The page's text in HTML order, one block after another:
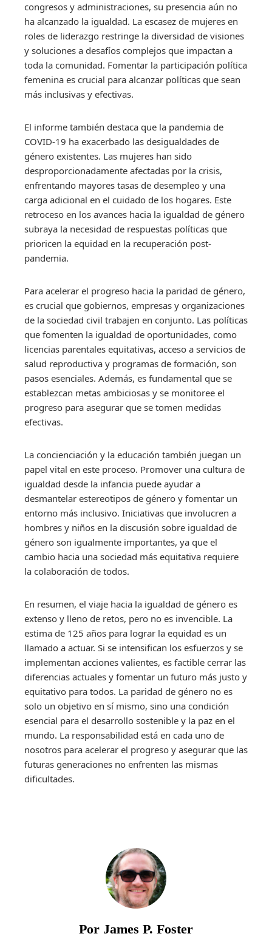
congresos y administraciones, su presencia aún no
ha alcanzado la igualdad. La escasez de mujeres en
roles de liderazgo restringe la diversidad de visiones
y soluciones a desafíos complejos que impactan a
toda la comunidad. Fomentar la participación política
femenina es crucial para alcanzar políticas que sean
más inclusivas y efectivas.
El informe también destaca que la pandemia de
COVID-19 ha exacerbado las desigualdades de
género existentes. Las mujeres han sido
desproporcionadamente afectadas por la crisis,
enfrentando mayores tasas de desempleo y una
carga adicional en el cuidado de los hogares. Este
retroceso en los avances hacia la igualdad de género
subraya la necesidad de respuestas políticas que
prioricen la equidad en la recuperación post-
pandemia.
Para acelerar el progreso hacia la paridad de género,
es crucial que gobiernos, empresas y organizaciones
de la sociedad civil trabajen en conjunto. Las políticas
que fomenten la igualdad de oportunidades, como
licencias parentales equitativas, acceso a servicios de
salud reproductiva y programas de formación, son
pasos esenciales. Además, es fundamental que se
establezcan metas ambiciosas y se monitoree el
progreso para asegurar que se tomen medidas
efectivas.
La concienciación y la educación también juegan un
papel vital en este proceso. Promover una cultura de
igualdad desde la infancia puede ayudar a
desmantelar estereotipos de género y fomentar un
entorno más inclusivo. Iniciativas que involucren a
hombres y niños en la discusión sobre igualdad de
género son igualmente importantes, ya que el
cambio hacia una sociedad más equitativa requiere
la colaboración de todos.
En resumen, el viaje hacia la igualdad de género es
extenso y lleno de retos, pero no es invencible. La
estima de 125 años para lograr la equidad es un
llamado a actuar. Si se intensifican los esfuerzos y se
implementan acciones valientes, es factible cerrar las
diferencias actuales y fomentar un futuro más justo y
equitativo para todos. La paridad de género no es
solo un objetivo en sí mismo, sino una condición
esencial para el desarrollo sostenible y la paz en el
mundo. La responsabilidad está en cada uno de
nosotros para acelerar el progreso y asegurar que las
futuras generaciones no enfrenten las mismas
dificultades.
Por James P. Foster